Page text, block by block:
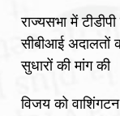
राज्यसभा में
सीबीआई अदालतों
सुधारों की मांग की
विजय को